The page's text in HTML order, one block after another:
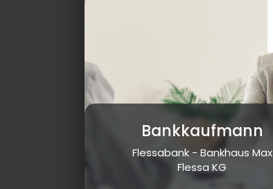
Bankkaufmann
Flessabank - Bankhaus Max
Flessa KG